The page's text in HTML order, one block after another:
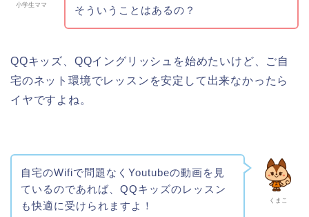
小学生ママ
そういうことはあるの？
QQキッズ、QQイングリッシュを始めたいけど、ご自
宅のネット環境でレッスンを安定して出来なかったら
イヤですよね。
くまこ
自宅のWifiで問題なくYoutubeの動画を見
ているのであれば、QQキッズのレッスン
も快適に受けられますよ！